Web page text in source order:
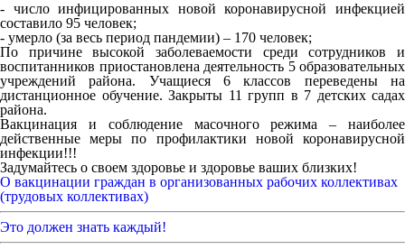
- число инфицированных новой коронавирусной инфекцией
составило 95 человек;
- умерло (за весь период пандемии) – 170 человек;
По причине высокой заболеваемости среди сотрудников и
воспитанников приостановлена деятельность 5 образовательных
учреждений района. Учащиеся 6 классов переведены на
дистанционное обучение. Закрыты 11 групп в 7 детских садах
района.
Вакцинация и соблюдение масочного режима – наиболее
действенные меры по профилактики новой коронавирусной
инфекции!!!
Задумайтесь о своем здоровье и здоровье ваших близких!
О вакцинации граждан в организованных рабочих коллективах
(трудовых коллективах)
Это должен знать каждый!